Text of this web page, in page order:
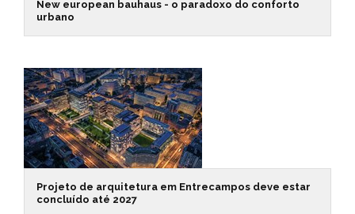
New european bauhaus - o paradoxo do conforto
urbano
Projeto de arquitetura em Entrecampos deve estar
concluído até 2027